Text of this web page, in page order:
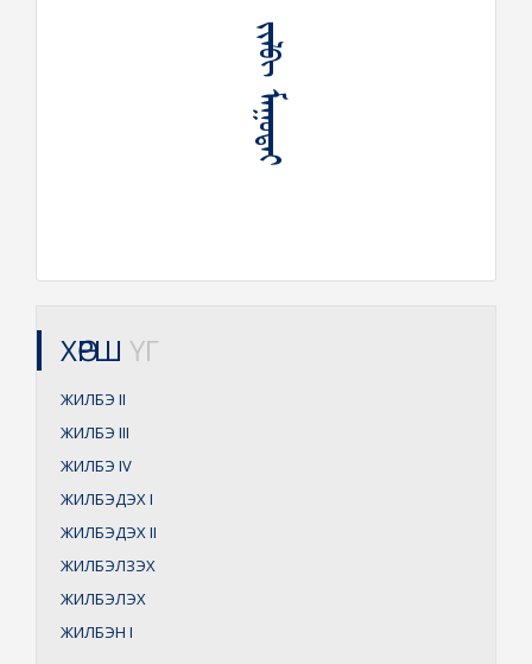
ᠵᠢᠯᠪᠢ ᠮᠠᠭᠤᠲᠠᠢ
ХӨРШ ҮГ
ЖИЛБЭ II
ЖИЛБЭ III
ЖИЛБЭ IV
ЖИЛБЭДЭХI
ЖИЛБЭДЭХII
ЖИЛБЭЛЗЭХ
ЖИЛБЭЛЭХ
ЖИЛБЭН I